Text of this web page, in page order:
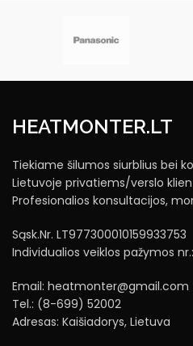
HEATMONTER.LT
Tiekiame šilumos siurblius bei
Lietuvoje privatiems/verslo
Profesionalios konsultacijos,
Sąsk.Nr. LT977300010159933753
Individualios veiklos pažymos
Email: heatmonter@gmail.com
Tel.: (8-699) 52002
Adresas: Kaišiadorys, Lietuva